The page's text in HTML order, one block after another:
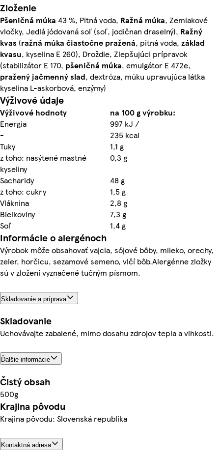
Zloženie
Pšeničná múka 43 %, Pitná voda, Ražná múka, Zemiakové
vločky, Jedlá jódovaná soľ (soľ, jodičnan draselný), Ražný
kvas (ražná múka čiastočne pražená, pitná voda, základ
kvasu, kyselina E 260), Droždie, Zlepšujúci prípravok
(stabilizátor E 170, pšeničná múka, emulgátor E 472e,
pražený jačmenný slad, dextróza, múku upravujúca látka
kyselina L-askorbová, enzýmy)
Výživové údaje
Výživové hodnoty
na 100 g výrobku:
Energia
997 kJ /
-
235 kcal
Tuky
1,1 g
z toho: nasýtené mastné
kyseliny
0,3 g
Sacharidy
48 g
z toho: cukry
1,5 g
Vláknina
2,8 g
Bielkoviny
7,3 g
Soľ
1,4 g
Informácie o alergénoch
Výrobok môže obsahovať vajcia, sójové bôby, mlieko, orechy,
zeler, horčicu, sezamové semeno, vlčí bôb.Alergénne zložky
sú v zložení vyznačené tučným písmom.
Skladovanie a príprava
Skladovanie
Uchovávajte zabalené, mimo dosahu zdrojov tepla a vlhkosti.
Ďalšie informácie
Čistý obsah
500g
Krajina pôvodu
Krajina pôvodu: Slovenská republika
Kontaktná adresa